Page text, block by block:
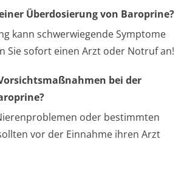
Überdosierung von Baroprine?
kann schwerwiegende Symptome
Sie sofort einen Arzt oder Notruf an!
bei der
oder bestimmten
vor der Einnahme ihren Arzt